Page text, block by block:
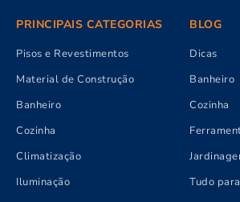
PRINCIPAIS CATEGORIAS
Pisos e Revestimentos
Material de Construção
Banheiro
Cozinha
Climatização
Iluminação
BLOG
Dicas
Banheiro
Cozinha
Tudo